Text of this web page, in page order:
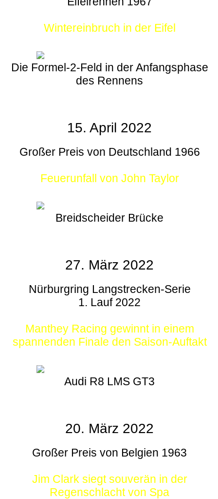
Wintereinbruch in der Eifel
Die Formel-2-Feld in der Anfangsphase
des Rennens
15. April 2022
Großer Preis von Deutschland 1966
Feuerunfall von John Taylor
Breidscheider Brücke
27. März 2022
Nürburgring Langstrecken-Serie
1. Lauf 2022
Manthey Racing gewinnt in einem
spannenden Finale den Saison-Auftakt
Audi R8 LMS GT3
20. März 2022
Großer Preis von Belgien 1963
Jim Clark siegt souverän in der
Regenschlacht von Spa